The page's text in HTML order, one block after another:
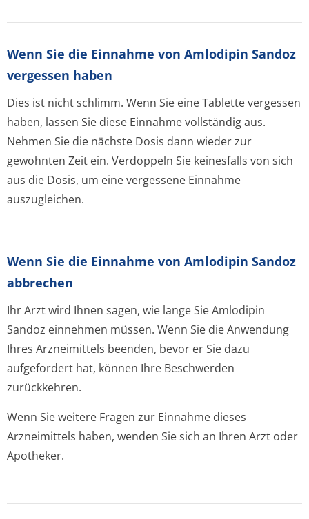
Wenn Sie die Einnahme von Amlodipin Sandoz
vergessen haben
Dies ist nicht schlimm. Wenn Sie eine Tablette vergessen
haben, lassen Sie diese Einnahme vollständig aus.
Nehmen Sie die nächste Dosis dann wieder zur
gewohnten Zeit ein. Verdoppeln Sie keinesfalls von sich
aus die Dosis, um eine vergessene Einnahme
auszugleichen.
Wenn Sie die Einnahme von Amlodipin Sandoz
abbrechen
Ihr Arzt wird Ihnen sagen, wie lange Sie Amlodipin
Sandoz einnehmen müssen. Wenn Sie die Anwendung
Ihres Arzneimittels beenden, bevor er Sie dazu
aufgefordert hat, können Ihre Beschwerden
zurückkehren.
Wenn Sie weitere Fragen zur Einnahme dieses
Arzneimittels haben, wenden Sie sich an Ihren Arzt oder
Apotheker.